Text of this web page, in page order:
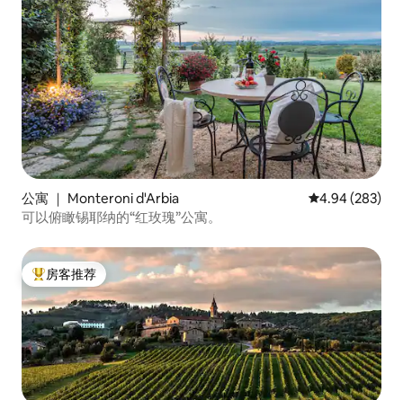
公寓 ｜ Monteroni d'Arbia 平均评分 4.94
4.94 (283)
可以俯瞰锡耶纳的“红玫瑰”公寓。
热门「房客推荐」
房客推荐